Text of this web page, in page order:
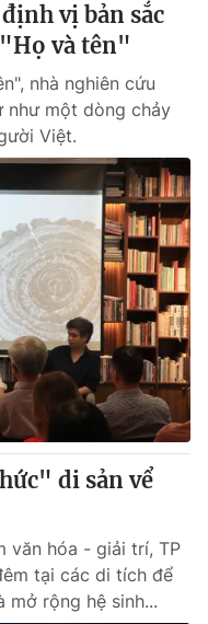
vị bản sắc
"Họ và tên"
nhà nghiên cứu
như một dòng chảy
Việt.
di sản vể
văn hóa - giải trí, TP
tại các di tích để
mở rộng hệ sinh...